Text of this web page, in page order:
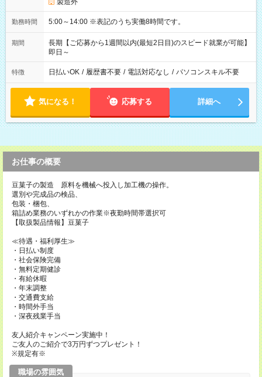
製造外
勤務時間 5:00～14:00 ※表記のうち実働8時間です。
期間
長期【ご応募から1週間以内(最短2日目)のスピード就業が可能】
即日～
特徴 日払いOK / 履歴書不要 / 電話対応なし / パソコンスキル不要
気になる！ 応募する 詳細へ
お仕事の概要
豆菓子の製造 原料を機械へ投入し加工機の操作。
選別や完成品の検品、
包装・梱包、
箱詰め業務のいずれかの作業※夜勤時間帯選択可
【取扱製品情報】豆菓子
≪待遇・福利厚生≫
・日払い制度
・社会保険完備
・無料定期健診
・有給休暇
・年末調整
・交通費支給
・時間外手当
・深夜残業手当
友人紹介キャンペーン実施中！
ご友人のご紹介で3万円ずつプレゼント！
※規定有※
職場の雰囲気